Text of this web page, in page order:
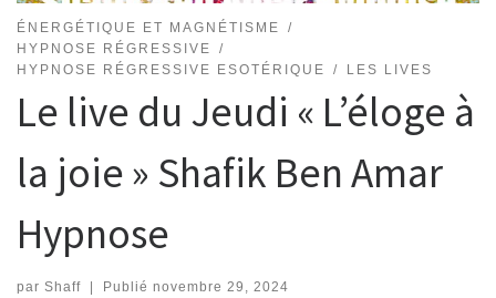
ÉNERGÉTIQUE ET MAGNÉTISME
HYPNOSE RÉGRESSIVE
HYPNOSE RÉGRESSIVE ESOTÉRIQUE
LES LIVES
Le live du Jeudi « L’éloge à
la joie » Shafik Ben Amar
Hypnose
par Shaff | Publié novembre 29, 2024